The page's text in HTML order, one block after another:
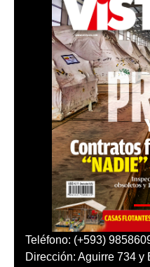
Teléfono: (+593)
Dirección: Aguirre 734 y